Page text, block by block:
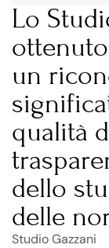
Lo
un
qualità
dello
delle
Studio Gazzani